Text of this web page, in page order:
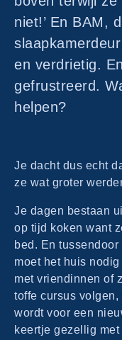
niet!’ En BAM,
en verdrietig.
gefrustreerd.
helpen?
Je dacht dus echt
ze wat groter
Je dagen bestaan
op tijd koken want
bed. En
moet het huis
met vriendinnen of
toffe cursus
wordt voor een
keertje gezellig